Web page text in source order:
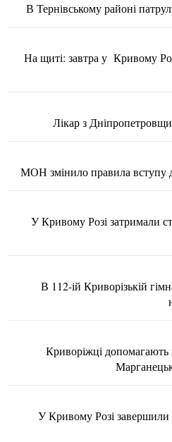
В Тернівському районі
На щиті: завтра у Кривому
Лікар з
МОН змінило правила вступу
У Кривому Розі затримали
В 112-ій Криворізькій
Криворіжці допомагають
У Кривому Розі завершили